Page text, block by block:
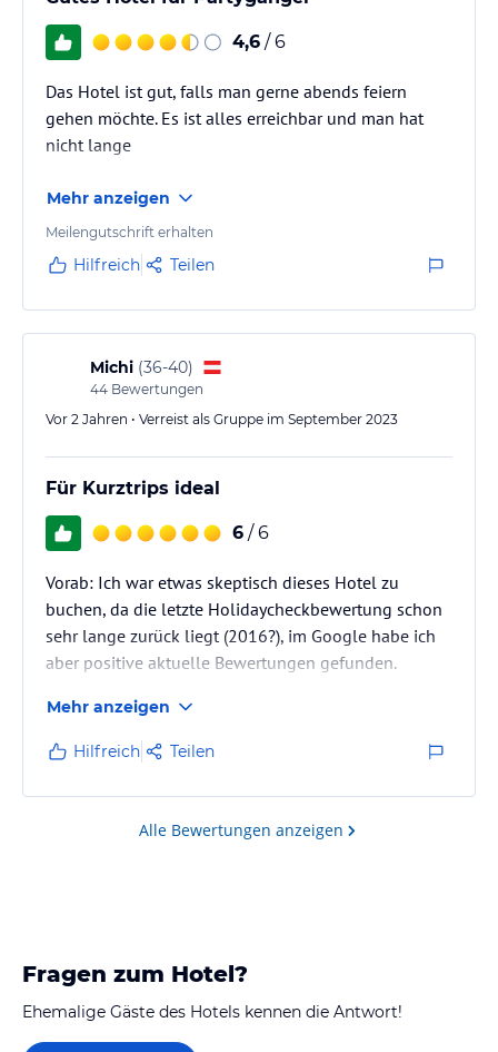
4,6 / 6
Das Hotel ist gut, falls man gerne abends feiern
gehen möchte. Es ist alles erreichbar und man hat
nicht lange
Mehr anzeigen
Meilengutschrift erhalten
Hilfreich Teilen
Michi (36-40)
44 Bewertungen
Vor 2 Jahren • Verreist als Gruppe im September 2023
Für Kurztrips ideal
6 / 6
Vorab: Ich war etwas skeptisch dieses Hotel zu
buchen, da die letzte Holidaycheckbewertung schon
sehr lange zurück liegt (2016?), im Google habe ich
aber positive aktuelle Bewertungen gefunden.
Das Hotel wirkt frisch renoviert und klein aber fein.
Bei der Ankunft war ich positiv überrascht.
Der Eingang und die Rezeption wirkte einladend
Mehr anzeigen
Hilfreich Teilen
Alle Bewertungen anzeigen
Fragen zum Hotel?
Ehemalige Gäste des Hotels kennen die Antwort!